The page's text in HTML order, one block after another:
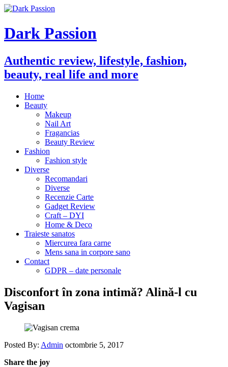
Dark Passion
Authentic review, lifestyle, fashion,
beauty, real life and more
Home
Beauty
Makeup
Nail Art
Fragancias
Beauty Review
Fashion
Fashion style
Diverse
Recomandari
Diverse
Recenzie Carte
Gadget Review
Craft – DYI
Home & Deco
Traieste sanatos
Miercurea fara carne
Mens sana in corpore sano
Contact
GDPR – date personale
Disconfort în zona intimă? Alină-l cu
Vagisan
Posted By: Admin octombrie 5, 2017
Share the joy